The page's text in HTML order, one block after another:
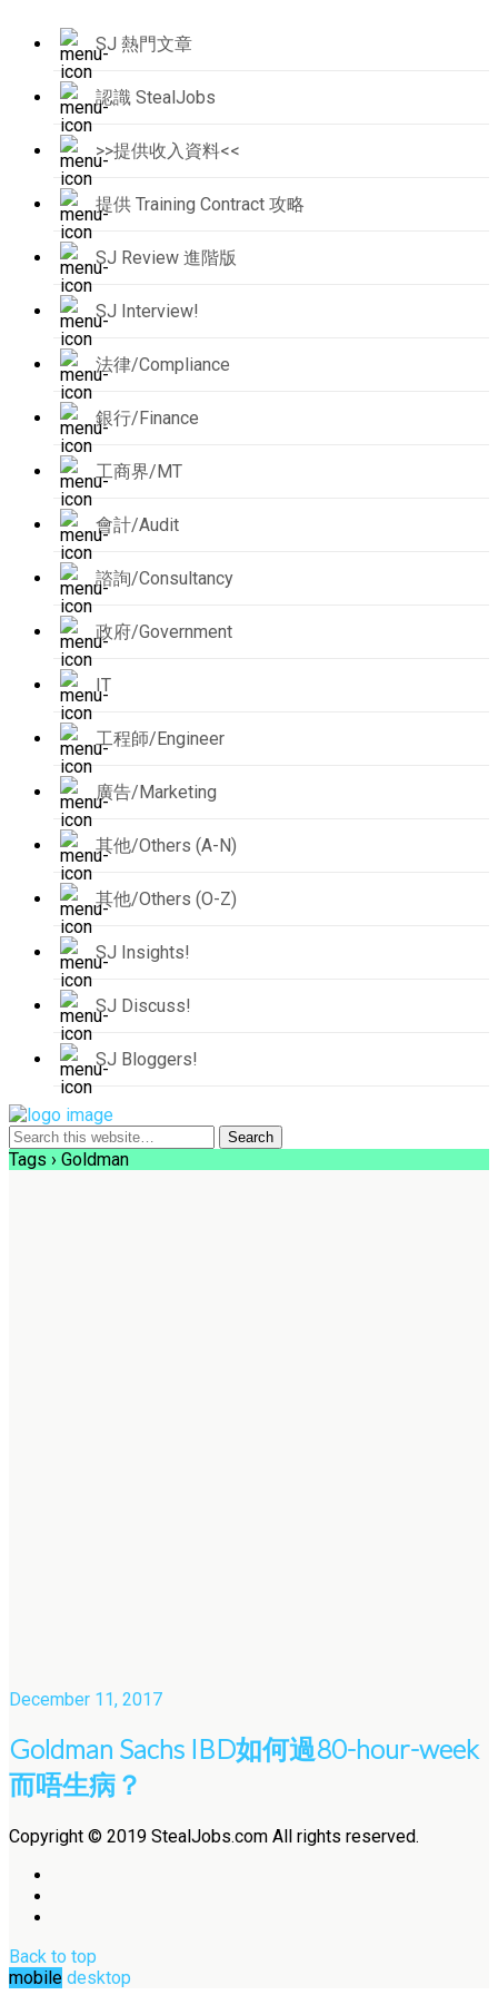
SJ 熱門文章
認識 StealJobs
>>提供收入資料<<
提供 Training Contract 攻略
SJ Review 進階版
SJ Interview!
法律/Compliance
銀行/Finance
工商界/MT
會計/Audit
諮詢/Consultancy
政府/Government
IT
工程師/Engineer
廣告/Marketing
其他/Others (A-N)
其他/Others (O-Z)
SJ Insights!
SJ Discuss!
SJ Bloggers!
Tags › Goldman
December 11, 2017
Goldman Sachs IBD如何過80-hour-week
而唔生病？
Copyright © 2019 StealJobs.com All rights reserved.
Back to top
mobile desktop